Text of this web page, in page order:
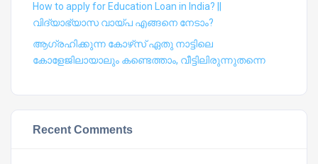
How to apply for Education Loan in India? ||
വിദ്യാഭ്യാസ വായ്പ എങ്ങനെ നേടാം?
ആഗ്രഹിക്കുന്ന കോഴ്‍സ് ഏതു നാട്ടിലെ
കോളേജിലായാലും കണ്ടെത്താം, വീട്ടിലിരുന്നുതന്നെ
Recent Comments